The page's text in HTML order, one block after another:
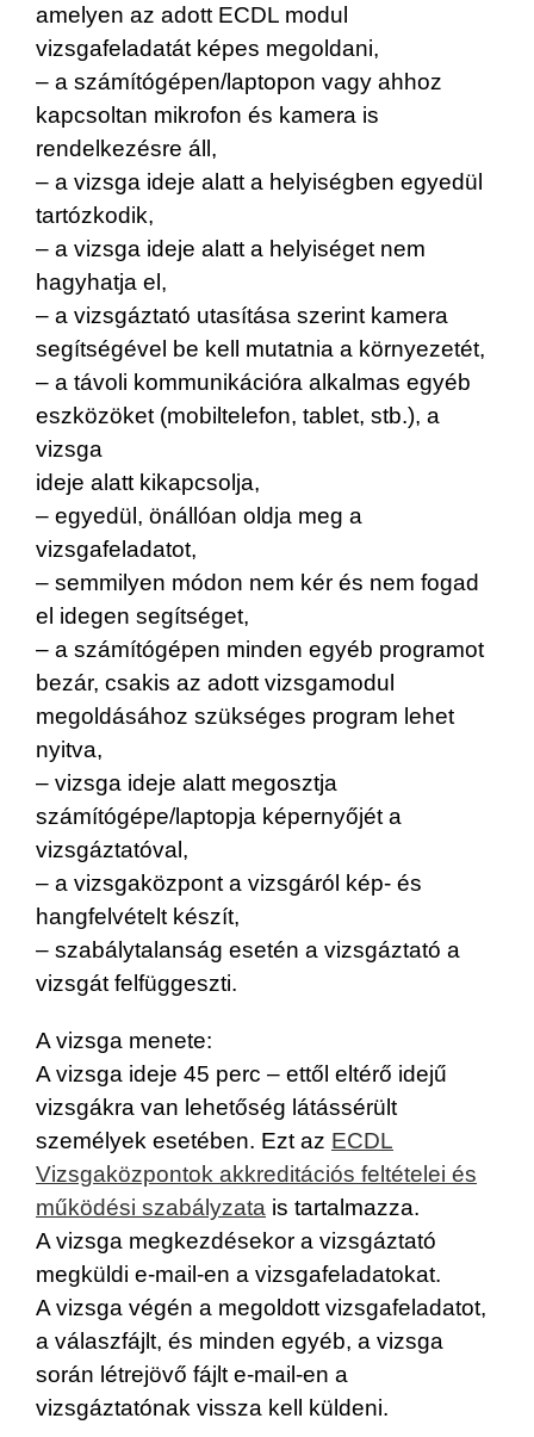
amelyen az adott ECDL modul
vizsgafeladatát képes megoldani,
– a számítógépen/laptopon vagy ahhoz
kapcsoltan mikrofon és kamera is
rendelkezésre áll,
– a vizsga ideje alatt a helyiségben egyedül
tartózkodik,
– a vizsga ideje alatt a helyiséget nem
hagyhatja el,
– a vizsgáztató utasítása szerint kamera
segítségével be kell mutatnia a környezetét,
– a távoli kommunikációra alkalmas egyéb
eszközöket (mobiltelefon, tablet, stb.), a
vizsga
ideje alatt kikapcsolja,
– egyedül, önállóan oldja meg a
vizsgafeladatot,
– semmilyen módon nem kér és nem fogad
el idegen segítséget,
– a számítógépen minden egyéb programot
bezár, csakis az adott vizsgamodul
megoldásához szükséges program lehet
nyitva,
– vizsga ideje alatt megosztja
számítógépe/laptopja képernyőjét a
vizsgáztatóval,
– a vizsgaközpont a vizsgáról kép- és
hangfelvételt készít,
– szabálytalanság esetén a vizsgáztató a
vizsgát felfüggeszti.
A vizsga menete:
A vizsga ideje 45 perc – ettől eltérő idejű
vizsgákra van lehetőség látássérült
személyek esetében. Ezt az ECDL
Vizsgaközpontok akkreditációs feltételei és
működési szabályzata is tartalmazza.
A vizsga megkezdésekor a vizsgáztató
megküldi e-mail-en a vizsgafeladatokat.
A vizsga végén a megoldott vizsgafeladatot,
a válaszfájlt, és minden egyéb, a vizsga
során létrejövő fájlt e-mail-en a
vizsgáztatónak vissza kell küldeni.